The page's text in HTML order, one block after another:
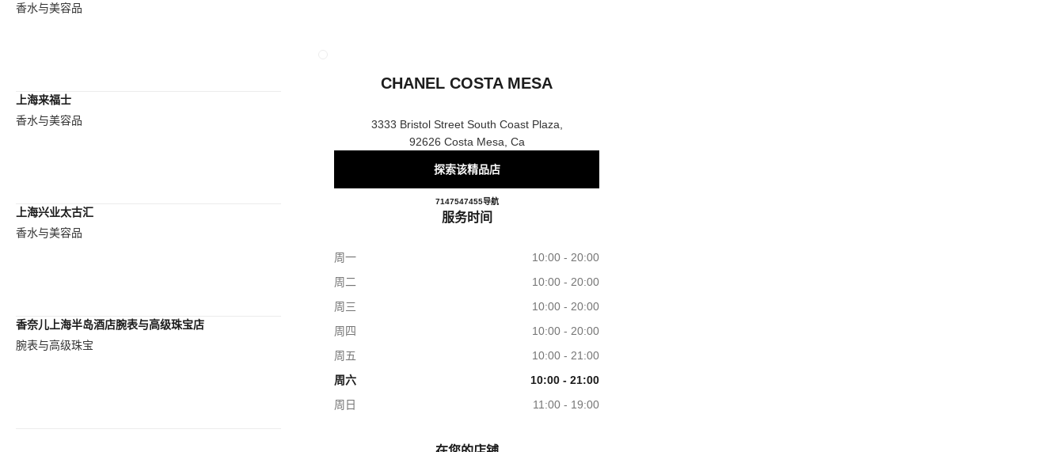
香水与美容品
上海来福士
香水与美容品
上海兴业太古汇
香水与美容品
香奈儿上海半岛酒店腕表与高级珠宝店
腕表与高级珠宝
CHANEL COSTA MESA
3333 Bristol Street South Coast Plaza,
92626 Costa Mesa, Ca
探索该精品店
电话
7147547455导航CHANEL COSTA MESA
服务时间
周一
10:00 - 20:00
周二
10:00 - 20:00
周三
10:00 - 20:00
周四
10:00 - 20:00
周五
10:00 - 21:00
周六
10:00 - 21:00
周日
11:00 - 19:00